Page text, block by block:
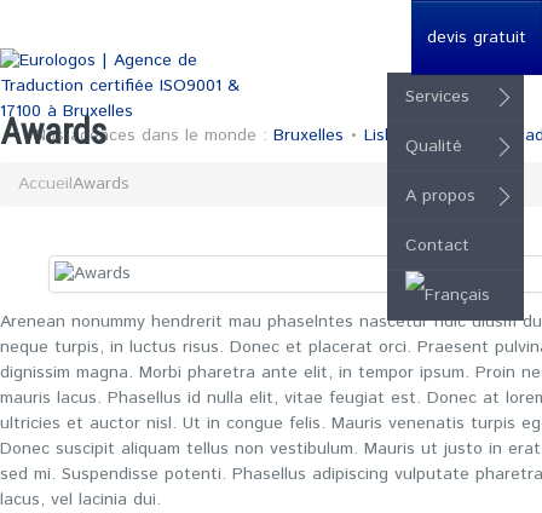
devis gratuit
Services
Qualité
A propos
Contact
Nos agences dans le monde : Bruxelles • Lisboa• London •
Awards
AccueilAwards
Arenean nonummy hendrerit mau phaselntes nascetur ridic ulusm
neque turpis, in luctus risus. Donec et placerat orci. Praesent
dignissim magna. Morbi pharetra ante elit, in tempor ipsum. Proin
mauris lacus. Phasellus id nulla elit, vitae feugiat est. Donec at
ultricies et auctor nisl. Ut in congue felis. Mauris venenatis turpis
Donec suscipit aliquam tellus non vestibulum. Mauris ut justo in
sed mi. Suspendisse potenti. Phasellus adipiscing vulputate
lacus, vel lacinia dui.